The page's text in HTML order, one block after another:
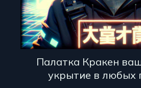
Палатка Кракен
укрытие в любых